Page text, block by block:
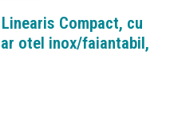
Compact, cu
otel inox/faiantabil,